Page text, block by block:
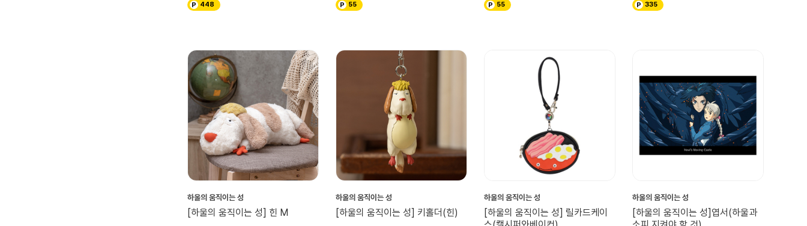
448 55 55 335
하울의 움직이는 성
[하울의 움직이는 성] 힌 M
하울의 움직이는 성
[하울의 움직이는 성] 키홀더(힌)
하울의 움직이는 성
[하울의 움직이는 성] 릴카드케이
하울의 움직이는 성
[하울의 움직이는 성]엽서(하울과